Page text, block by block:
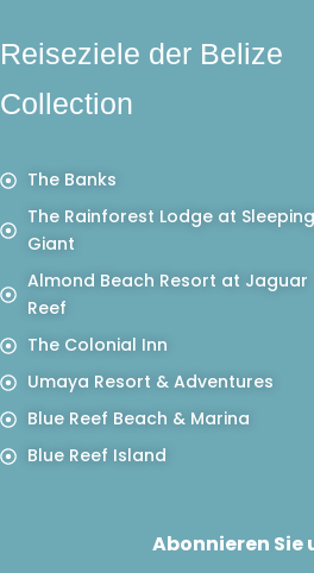
Reiseziele der Belize
Collection
The Banks
The Rainforest Lodge at Sleeping
Giant
Almond Beach Resort at Jaguar
Reef
The Colonial Inn
Umaya Resort & Adventures
Blue Reef Beach & Marina
Blue Reef Island
Abonnieren Sie